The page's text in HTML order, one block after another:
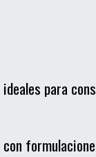
para